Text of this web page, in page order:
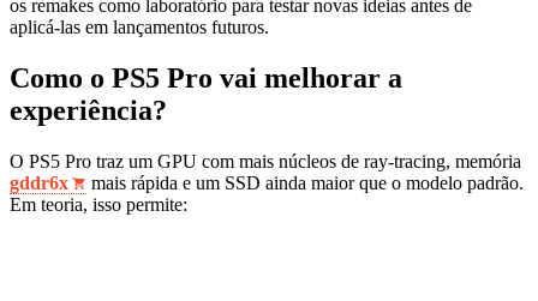
os remakes como laboratório para testar novas ideias antes de
aplicá‑las em lançamentos futuros.
Como o PS5 Pro vai melhorar a
experiência?
O PS5 Pro traz um GPU com mais núcleos de ray‑tracing, memória
gddr6x
mais rápida e um SSD ainda maior que o modelo padrão.
Em teoria, isso permite: